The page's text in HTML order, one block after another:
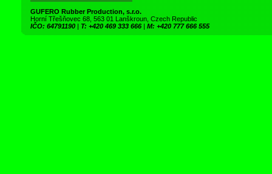
GUFERO Rubber Production, s.r.o.
Horní Třešňovec 68, 563 01 Lanškroun, Czech Republic
IČO: 64791190 | T: +420 469 333 666 | M: +420 777 666 555